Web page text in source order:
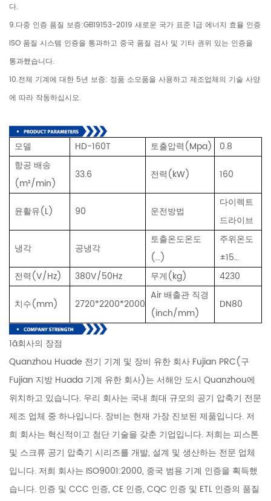
다.
9.다중 인증 품질 보증:GB19153-2019 새로운 국가 표준 1급 에너지 효율 인증
ISO 품질 시스템 인증을 통과하고 중국 품질 검사 및 기타 권위 있는 인증을
통과했습니다.
10.전체 기계에 대한 5년 보증: 정품 소모품을 사용하고 제조업체의 기술 사양
에 따라 작동하십시오.
모델 HD-160T 토출압력(Mpa)
0.8
항공 배송
(m²/min)
33.6 전력(kW) 160
윤활유(L) 90 운전방법
다이렉트
드라이브
냉각
공냉각
토출온도온도
(…)
주위온도
±15…
전력(V/Hz)
380V/50Hz 무게(kg)
4230
치수(mm)
2720*2200*2000
Air 배출관 직경
(inch/mm)
DN80
1ã회사의 장점
Quanzhou Huade 전기 기계 및 장비 유한 회사 Fujian PRC(구
Fujian 지방 Huada 기계 유한 회사)는 서해안 도시 Quanzhou에
위치하고 있습니다. 우리 회사는 국내 최대 규모의 공기 압축기 전문
제조 업체 중 하나입니다. 장비는 현재 가장 진보된 제품입니다. 저
희 회사는 혁신적이고 첨단 기술을 갖춘 기업입니다. 저희는 피스톤
및 스크류 공기 압축기 시리즈를 개발, 설계 및 생산하는 전문 업체
입니다. 저희 회사는 ISO9001:2000, 중국 범용 기계 인증을 획득했
습니다. 인증 및 CCC 인증, CE 인증, CQC 인증 및 ETL 인증의 품질